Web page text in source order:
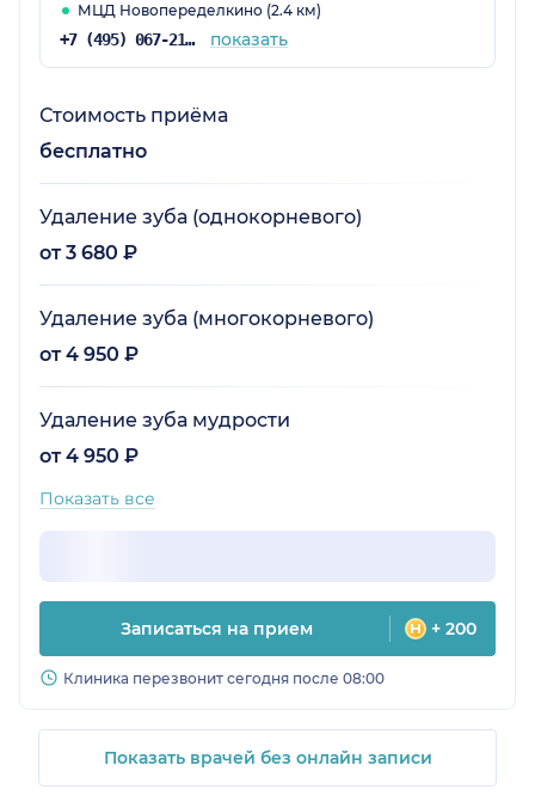
МЦД Новопеределкино (2.4 км)
+7 (495) 067-21-25 показать
Стоимость приёма
бесплатно
Удаление зуба (однокорневого)
от 3 680 ₽
Удаление зуба (многокорневого)
от 4 950 ₽
Удаление зуба мудрости
от 4 950 ₽
Показать все
Записаться на прием + 200
Клиника перезвонит сегодня после 08:00
Показать врачей без онлайн записи